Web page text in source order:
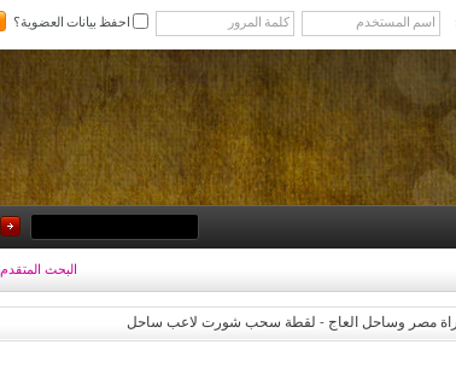
احفظ بيانات العضوية؟
البحث المتقدم
مصر وساحل العاج - لقطة سحب شورت لاعب ساحل